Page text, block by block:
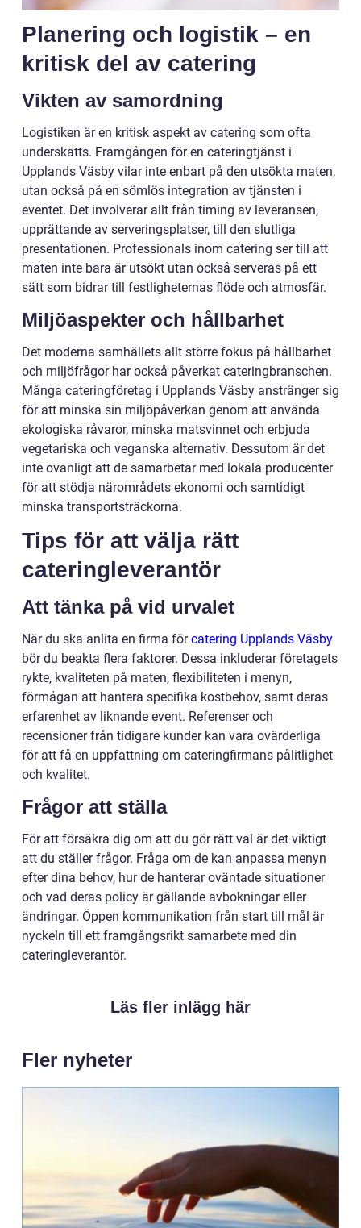
Planering och logistik – en
kritisk del av catering
Vikten av samordning
Logistiken är en kritisk aspekt av catering som ofta
underskatts. Framgången för en cateringtjänst i
Upplands Väsby vilar inte enbart på den utsökta maten,
utan också på en sömlös integration av tjänsten i
eventet. Det involverar allt från timing av leveransen,
upprättande av serveringsplatser, till den slutliga
presentationen. Professionals inom catering ser till att
maten inte bara är utsökt utan också serveras på ett
sätt som bidrar till festligheternas flöde och atmosfär.
Miljöaspekter och hållbarhet
Det moderna samhällets allt större fokus på hållbarhet
och miljöfrågor har också påverkat cateringbranschen.
Många cateringföretag i Upplands Väsby anstränger sig
för att minska sin miljöpåverkan genom att använda
ekologiska råvaror, minska matsvinnet och erbjuda
vegetariska och veganska alternativ. Dessutom är det
inte ovanligt att de samarbetar med lokala producenter
för att stödja närområdets ekonomi och samtidigt
minska transportsträckorna.
Tips för att välja rätt
cateringleverantör
Att tänka på vid urvalet
När du ska anlita en firma förcatering Upplands Väsby
bör du beakta flera faktorer. Dessa inkluderar företagets
rykte, kvaliteten på maten, flexibiliteten i menyn,
förmågan att hantera specifika kostbehov, samt deras
erfarenhet av liknande event. Referenser och
recensioner från tidigare kunder kan vara ovärderliga
för att få en uppfattning om cateringfirmans pålitlighet
och kvalitet.
Frågor att ställa
För att försäkra dig om att du gör rätt val är det viktigt
att du ställer frågor. Fråga om de kan anpassa menyn
efter dina behov, hur de hanterar oväntade situationer
och vad deras policy är gällande avbokningar eller
ändringar. Öppen kommunikation från start till mål är
nyckeln till ett framgångsrikt samarbete med din
cateringleverantör.
Läs fler inlägg här
Fler nyheter